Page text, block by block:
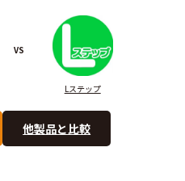
VS
Lステップ
他製品と比較